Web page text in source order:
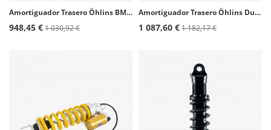
Amortiguador Trasero Öhlins BMW R 1200 GS (04-12) AG 1252
948,45 €1 030,92 €
Amortiguador Trasero Öhlins Ducati 750 SS/Sport, 900 SL Superlight/SS/Sport (91-02) DU 235
1 087,60 €1 182,17 €